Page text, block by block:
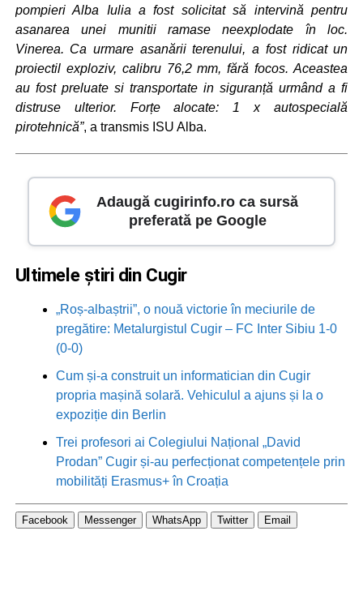
pompieri Alba Iulia a fost solicitat să intervină pentru
asanarea unei munitii ramase neexplodate în loc.
Vinerea. Ca urmare asanării terenului, a fost ridicat un
proiectil exploziv, calibru 76,2 mm, fără focos. Aceastea
au fost preluate si transportate in siguranță urmând a fi
distruse ulterior. Forțe alocate: 1 x autospecială
pirotehnică”, a transmis ISU Alba.
Adaugă cugirinfo.ro ca sursă
preferată pe Google
Ultimele știri din Cugir
„Roș-albaștrii”, o nouă victorie în meciurile de
pregătire: Metalurgistul Cugir – FC Inter Sibiu 1-0
(0-0)
Cum și-a construit un informatician din Cugir
propria mașină solară. Vehiculul a ajuns și la o
expoziție din Berlin
Trei profesori ai Colegiului Național „David
Prodan” Cugir și-au perfecționat competențele prin
mobilități Erasmus+ în Croația
Facebook Messenger WhatsApp Twitter Email